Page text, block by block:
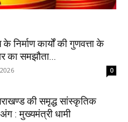
के निर्माण कार्यों की गुणवत्ता के
का समझौता...
0
की समृद्ध सांस्कृतिक
: मुख्यमंत्री धामी